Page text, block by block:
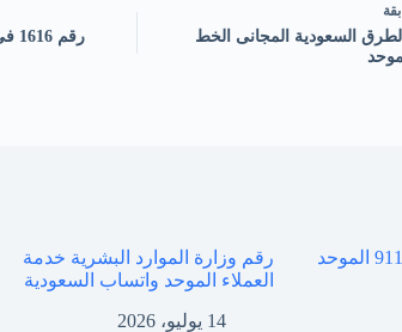
السعودية المجانى الخط
رقم الشرطة السعودية 911 الموحد
رقم وزارة الموارد البشرية خدمة
العملاء الموحد واتساب السعودية
14 يوليو، 2026